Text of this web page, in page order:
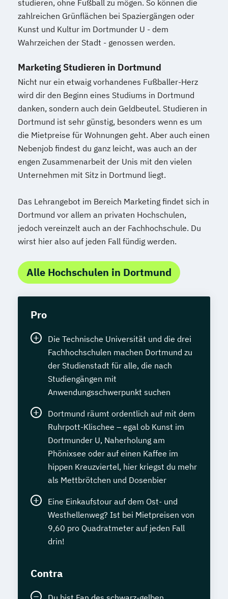
studieren, ohne Fußball zu mögen. So können die
zahlreichen Grünflächen bei Spaziergängen oder
Kunst und Kultur im Dortmunder U - dem
Wahrzeichen der Stadt - genossen werden.
Marketing Studieren in Dortmund
Nicht nur ein etwaig vorhandenes Fußballer-Herz
wird dir den Beginn eines Studiums in Dortmund
danken, sondern auch dein Geldbeutel. Studieren in
Dortmund ist sehr günstig, besonders wenn es um
die Mietpreise für Wohnungen geht. Aber auch einen
Nebenjob findest du ganz leicht, was auch an der
engen Zusammenarbeit der Unis mit den vielen
Unternehmen mit Sitz in Dortmund liegt.
Das Lehrangebot im Bereich Marketing findet sich in
Dortmund vor allem an privaten Hochschulen,
jedoch vereinzelt auch an der Fachhochschule. Du
wirst hier also auf jeden Fall fündig werden.
Alle Hochschulen in Dortmund
Pro
Die Technische Universität und die drei
Fachhochschulen machen Dortmund zu
der Studienstadt für alle, die nach
Studiengängen mit
Anwendungsschwerpunkt suchen
Dortmund räumt ordentlich auf mit dem
Ruhrpott-Klischee – egal ob Kunst im
Dortmunder U, Naherholung am
Phönixsee oder auf einen Kaffee im
hippen Kreuzviertel, hier kriegst du mehr
als Mettbrötchen und Dosenbier
Eine Einkaufstour auf dem Ost- und
Westhellenweg? Ist bei Mietpreisen von
9,60 pro Quadratmeter auf jeden Fall
drin!
Contra